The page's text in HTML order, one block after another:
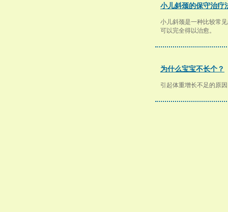
小儿斜颈的保守治疗
小儿斜颈是一种比较常
可以完全得以治愈。
为什么宝宝不长个？
引起体重增长不足的原